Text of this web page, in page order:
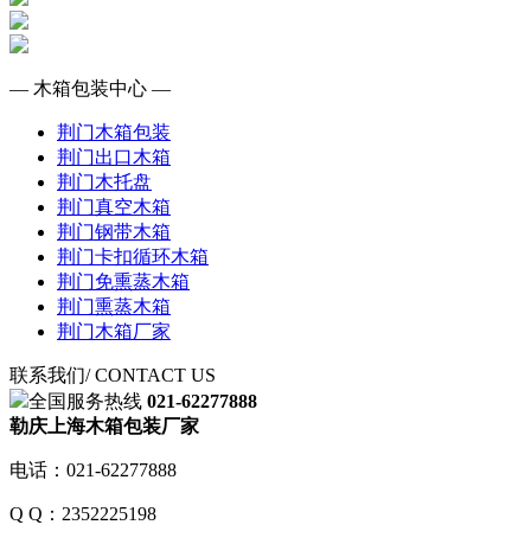
— 木箱包装中心 —
荆门木箱包装
荆门出口木箱
荆门木托盘
荆门真空木箱
荆门钢带木箱
荆门卡扣循环木箱
荆门免熏蒸木箱
荆门熏蒸木箱
荆门木箱厂家
联系我们/ CONTACT US
全国服务热线 021-62277888
勒庆上海木箱包装厂家
电话：021-62277888
Q Q：2352225198